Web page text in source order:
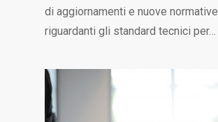
di aggiornamenti e nuove normative
riguardanti gli standard tecnici per…